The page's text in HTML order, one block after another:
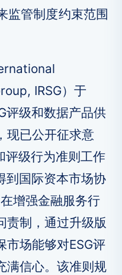
监管制度约束范围
IRSG）于
评级和数据产品供
现已公开征求意
评级行为准则工作
到国际资本市场协
增强金融服务行
责制，通过升级版
市场能够对ESG评
满信心。该准则规